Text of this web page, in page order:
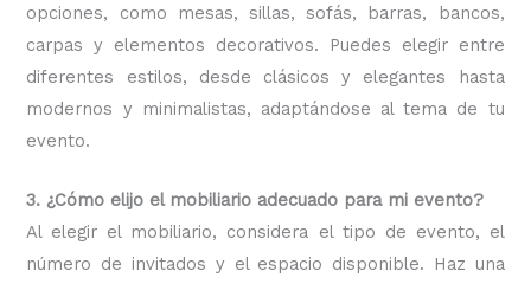
opciones, como mesas, sillas, sofás, barras, bancos,
carpas y elementos decorativos. Puedes elegir entre
diferentes estilos, desde clásicos y elegantes hasta
modernos y minimalistas, adaptándose al tema de tu
evento.
3. ¿Cómo elijo el mobiliario adecuado para mi evento?
Al elegir el mobiliario, considera el tipo de evento, el
número de invitados y el espacio disponible. Haz una